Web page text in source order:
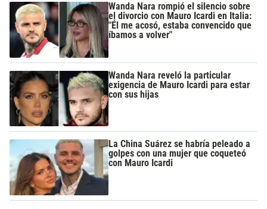
Wanda Nara rompió el silencio sobre
el divorcio con Mauro Icardi en Italia:
"Él me acosó, estaba convencido que
íbamos a volver"
Wanda Nara reveló la particular
exigencia de Mauro Icardi para estar
con sus hijas
La China Suárez se habría peleado a
golpes con una mujer que coqueteó
con Mauro Icardi